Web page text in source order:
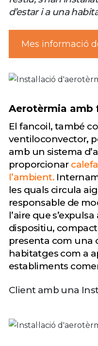
d’estar i a una
Mes informació
Aerotèrmia amb
El fancoil, també
ventiloconvector,
amb un sistema
proporcionar
l’ambient.
les quals circula
responsable de
l’aire que
dispositiu,
presenta com una
habitatges com a
establiments
Client amb una